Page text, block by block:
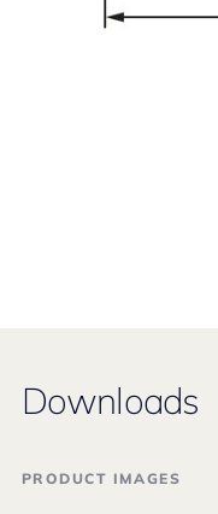
Downloads
PRODUCT IMAGES